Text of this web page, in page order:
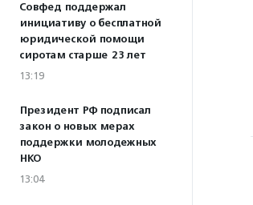
Совфед поддержал
инициативу о бесплатной
юридической помощи
сиротам старше 23 лет
13:19
Президент РФ подписал
закон о новых мерах
поддержки молодежных
НКО
13:04